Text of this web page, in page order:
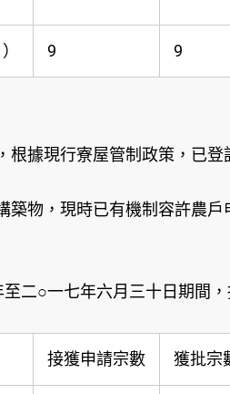
9 9
根據現行寮屋管制政策，已
築物，現時已有機制容許農
至二○一七年六月三十日期間
接獲申請宗數 獲批宗